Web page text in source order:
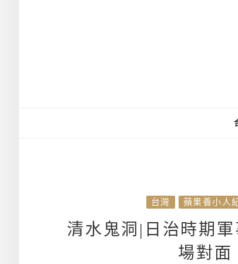
台灣 蘋果養小人
清水鬼洞|日治時期
場對面